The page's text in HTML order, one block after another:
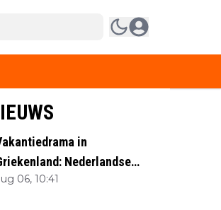
in
Nederlandse
omgekomen
06, 10:41